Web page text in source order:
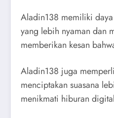
Aladin138 memiliki
yang lebih nyaman dan
memberikan kesan
Aladin138 juga
menciptakan suasana
menikmati hiburan